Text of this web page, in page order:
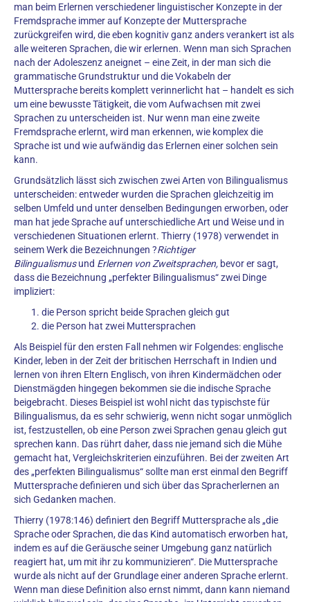
man beim Erlernen verschiedener linguistischer Konzepte in der
Fremdsprache immer auf Konzepte der Muttersprache
zurückgreifen wird, die eben kognitiv ganz anders verankert ist als
alle weiteren Sprachen, die wir erlernen. Wenn man sich Sprachen
nach der Adoleszenz aneignet – eine Zeit, in der man sich die
grammatische Grundstruktur und die Vokabeln der
Muttersprache bereits komplett verinnerlicht hat – handelt es sich
um eine bewusste Tätigkeit, die vom Aufwachsen mit zwei
Sprachen zu unterscheiden ist. Nur wenn man eine zweite
Fremdsprache erlernt, wird man erkennen, wie komplex die
Sprache ist und wie aufwändig das Erlernen einer solchen sein
kann.
Grundsätzlich lässt sich zwischen zwei Arten von Bilingualismus
unterscheiden: entweder wurden die Sprachen gleichzeitig im
selben Umfeld und unter denselben Bedingungen erworben, oder
man hat jede Sprache auf unterschiedliche Art und Weise und in
verschiedenen Situationen erlernt. Thierry (1978) verwendet in
seinem Werk die Bezeichnungen ?Richtiger
Bilingualismusund Erlernen von Zweitsprachen, bevor er sagt,
dass die Bezeichnung „perfekter Bilingualismus“ zwei Dinge
impliziert:
die Person spricht beide Sprachen gleich gut
die Person hat zwei Muttersprachen
Als Beispiel für den ersten Fall nehmen wir Folgendes: englische
Kinder, leben in der Zeit der britischen Herrschaft in Indien und
lernen von ihren Eltern Englisch, von ihren Kindermädchen oder
Dienstmägden hingegen bekommen sie die indische Sprache
beigebracht. Dieses Beispiel ist wohl nicht das typischste für
Bilingualismus, da es sehr schwierig, wenn nicht sogar unmöglich
ist, festzustellen, ob eine Person zwei Sprachen genau gleich gut
sprechen kann. Das rührt daher, dass nie jemand sich die Mühe
gemacht hat, Vergleichskriterien einzuführen. Bei der zweiten Art
des „perfekten Bilingualismus“ sollte man erst einmal den Begriff
Muttersprache definieren und sich über das Spracherlernen an
sich Gedanken machen.
Thierry (1978:146) definiert den Begriff Muttersprache als „die
Sprache oder Sprachen, die das Kind automatisch erworben hat,
indem es auf die Geräusche seiner Umgebung ganz natürlich
reagiert hat, um mit ihr zu kommunizieren“. Die Muttersprache
wurde als nicht auf der Grundlage einer anderen Sprache erlernt.
Wenn man diese Definition also ernst nimmt, dann kann niemand